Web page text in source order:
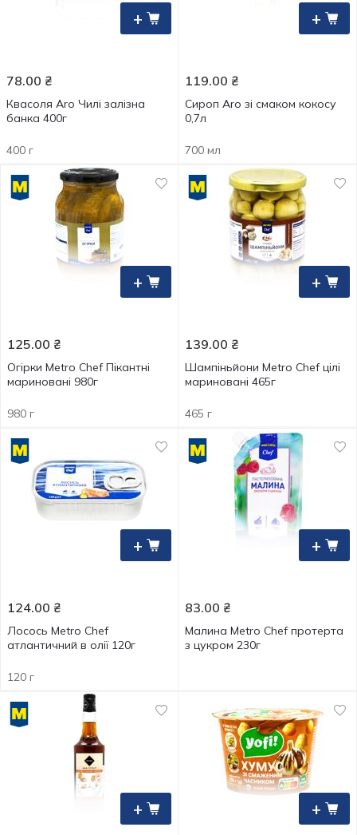
+
78.00 ₴
Квасоля Aro Чилі залізна
банка 400г
400 г
+
119.00 ₴
Сироп Aro зі смаком кокосу
0,7л
700 мл
+
125.00 ₴
Огірки Metro Chef Пікантні
мариновані 980г
980 г
+
139.00 ₴
Шампіньйони Metro Chef цілі
мариновані 465г
465 г
+
124.00 ₴
Лосось Metro Chef
атлантичний в олії 120г
120 г
+
83.00 ₴
Малина Metro Chef протерта
з цукром 230г
+ +